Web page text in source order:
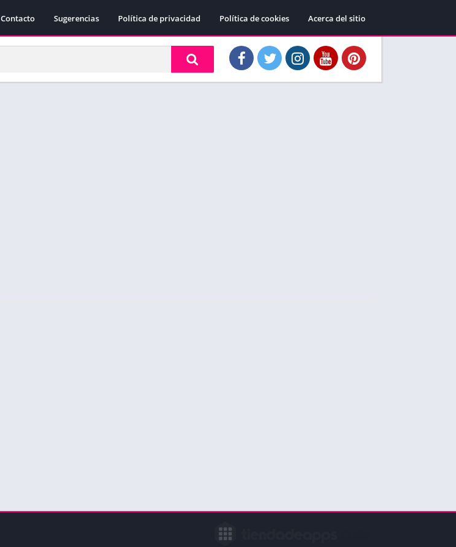
Contacto Sugerencias Política de privacidad Política de cookies Acerca del sitio